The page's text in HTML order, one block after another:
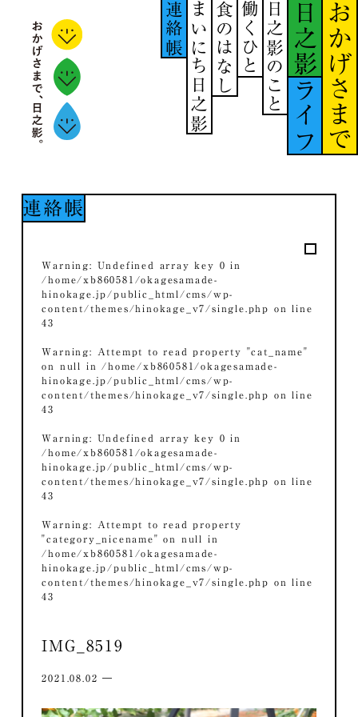
おかげさまで
日之影
ライフ
日之影のこと
働くひと
食のはなし
まいにち日之影
連絡帳
連絡帳
Warning: Undefined array key 0 in
/home/xb860581/okagesamade-
hinokage.jp/public_html/cms/wp-
content/themes/hinokage_v7/single.php
on line
43
Warning: Attempt to read property "cat_name"
on null in /home/xb860581/okagesamade-
hinokage.jp/public_html/cms/wp-
content/themes/hinokage_v7/single.php
on line
43
Warning: Undefined array key 0 in
/home/xb860581/okagesamade-
hinokage.jp/public_html/cms/wp-
content/themes/hinokage_v7/single.php
on line
43
Warning: Attempt to read property
"category_nicename" on null in
/home/xb860581/okagesamade-
hinokage.jp/public_html/cms/wp-
content/themes/hinokage_v7/single.php
on line
43
IMG_8519
2021.08.02 ―